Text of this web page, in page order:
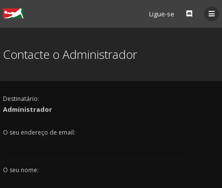
Ligue-se
Contacte o Administrador
Destinatário:
Administrador
O seu endereço de email:
O seu nome: